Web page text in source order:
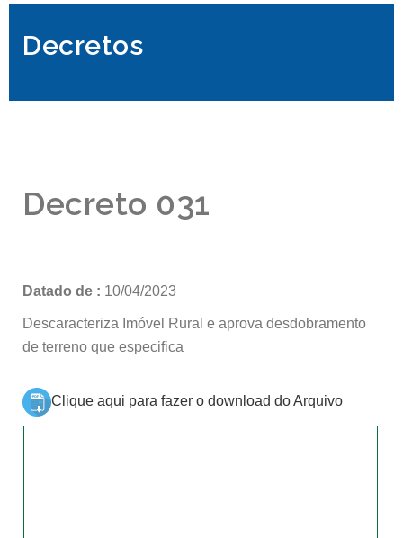
Decretos
Decreto 031
Datado de : 10/04/2023
Descaracteriza Imóvel Rural e aprova desdobramento
de terreno que especifica
Clique aqui para fazer o download do Arquivo